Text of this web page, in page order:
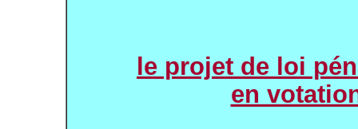
le projet de loi
en